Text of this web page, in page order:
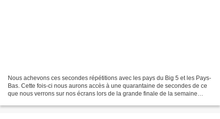
Nous achevons ces secondes répétitions avec les pays du Big 5 et les Pays-
Bas. Cette fois-ci nous aurons accès à une quarantaine de secondes de ce
que nous verrons sur nos écrans lors de la grande finale de la semaine